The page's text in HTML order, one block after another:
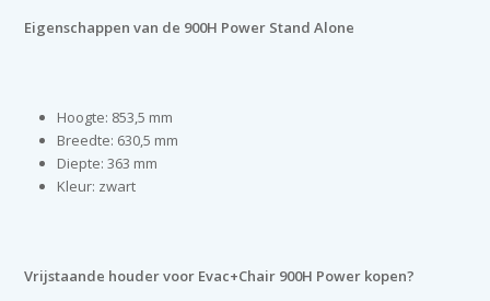
Eigenschappen van de 900H Power Stand Alone
Hoogte: 853,5 mm
Breedte: 630,5 mm
Diepte: 363 mm
Kleur: zwart
Vrijstaande houder voor Evac+Chair 900H Power kopen?